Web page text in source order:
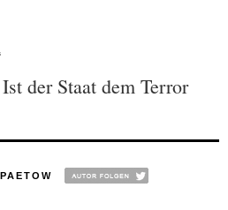
der Staat dem Terror